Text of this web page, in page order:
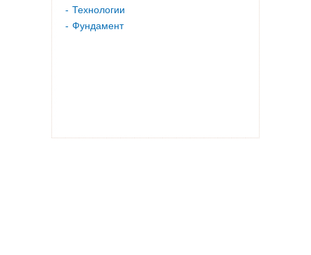
Технологии
Фундамент